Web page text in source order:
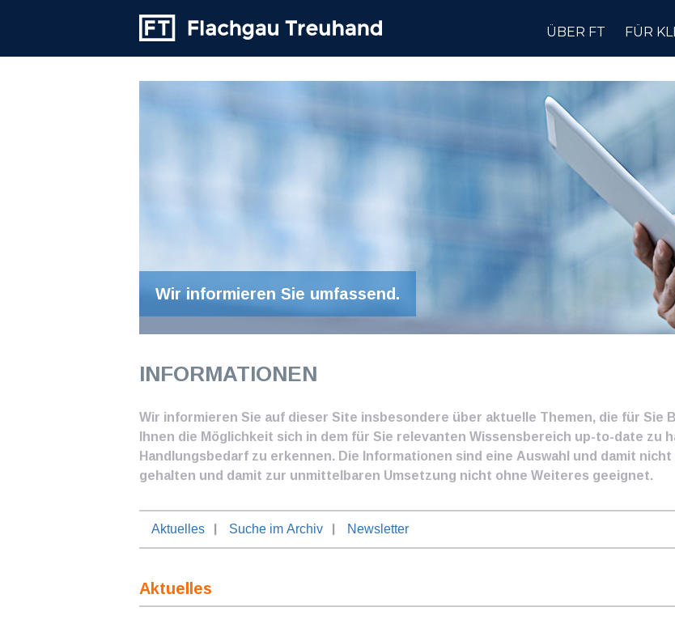
ÜBER FT FÜR
Wir informieren Sie umfassend.
INFORMATIONEN
Wir informieren Sie auf dieser Site insbesondere über aktuelle Themen, die für Sie
Ihnen die Möglichkeit sich in dem für Sie relevanten Wissensbereich up-to-date zu
Handlungsbedarf zu erkennen. Die Informationen sind eine Auswahl und damit
gehalten und damit zur unmittelbaren Umsetzung nicht ohne Weiteres geeignet.
Aktuelles Suche im Archiv Newsletter
Aktuelles